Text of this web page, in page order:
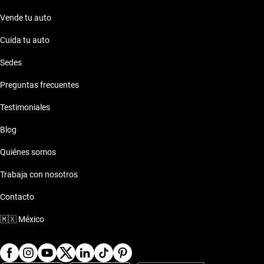
Vende tu auto
Cuida tu auto
Sedes
Preguntas frecuentes
Testimoniales
Blog
Quiénes somos
Trabaja con nosotros
Contacto
🇲🇽 México